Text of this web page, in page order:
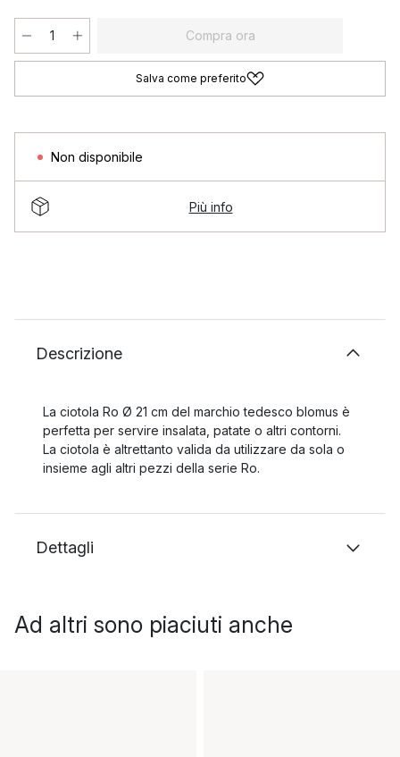
Compra ora
Salva come preferito
Non disponibile
Più info
Descrizione
La ciotola Ro Ø 21 cm del marchio tedesco blomus è
perfetta per servire insalata, patate o altri contorni.
La ciotola è altrettanto valida da utilizzare da sola o
insieme agli altri pezzi della serie Ro.
Dettagli
Ad altri sono piaciuti anche